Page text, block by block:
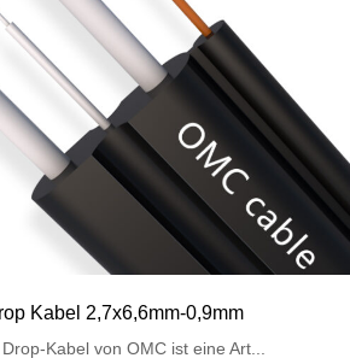
Kabel 2,7x6,6mm-0,9mm
Kabel von OMC ist eine Art...